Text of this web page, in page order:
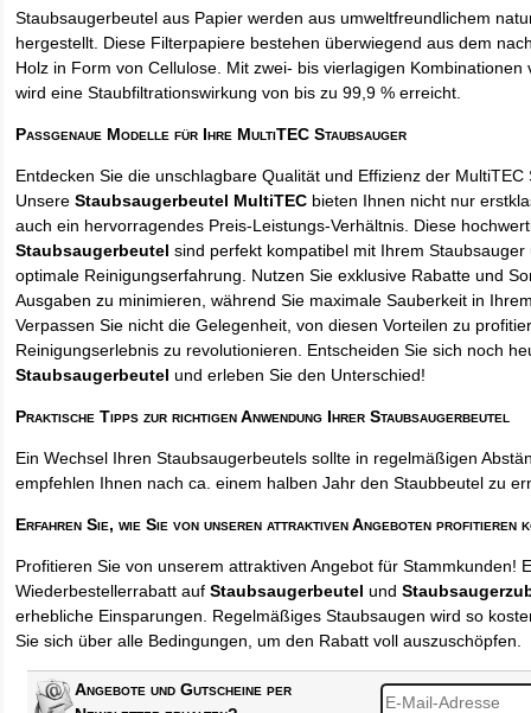
Staubsaugerbeutel aus Papier werden aus umweltfreundlichem
hergestellt. Diese Filterpapiere bestehen überwiegend aus dem
Holz in Form von Cellulose. Mit zwei- bis vierlagigen Kombinationen
wird eine Staubfiltrationswirkung von bis zu 99,9 % erreicht.
Passgenaue Modelle für Ihre MultiTEC Staubsauger
Entdecken Sie die unschlagbare Qualität und Effizienz der
UnsereStaubsaugerbeutel MultiTEC bieten Ihnen nicht nur
auch ein hervorragendes Preis-Leistungs-Verhältnis. Diese
Staubsaugerbeutel sind perfekt kompatibel mit Ihrem
optimale Reinigungserfahrung. Nutzen Sie exklusive Rabatte und
Ausgaben zu minimieren, während Sie maximale Sauberkeit in
Verpassen Sie nicht die Gelegenheit, von diesen Vorteilen zu
Reinigungserlebnis zu revolutionieren. Entscheiden Sie sich noch
Staubsaugerbeutel und erleben Sie den Unterschied!
Praktische Tipps zur richtigen Anwendung Ihrer Staubsaugerbeutel
Ein Wechsel Ihren Staubsaugerbeutels sollte in regelmäßigen
empfehlen Ihnen nach ca. einem halben Jahr den Staubbeutel zu
Erfahren Sie, wie Sie von unseren attraktiven Angeboten profitieren
Profitieren Sie von unserem attraktiven Angebot für Stammkunden!
Wiederbestellerrabatt aufStaubsaugerbeutel und
erhebliche Einsparungen. Regelmäßiges Staubsaugen wird so
Sie sich über alle Bedingungen, um den Rabatt voll auszuschöpfen.
Angebote und Gutscheine per